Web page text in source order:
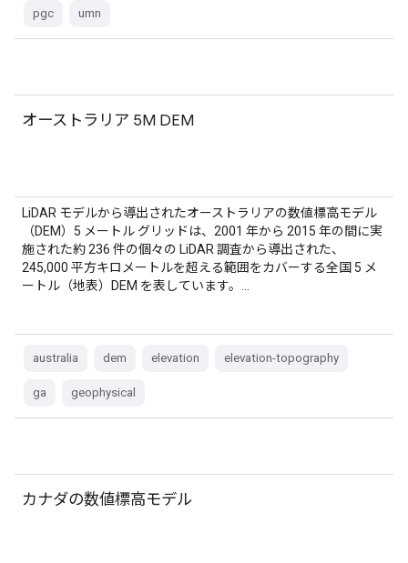
pgc umn
オーストラリア 5M DEM
LiDAR モデルから導出されたオーストラリアの数値標高モデル
（DEM）5 メートル グリッドは、2001 年から 2015 年の間に実
施された約 236 件の個々の LiDAR 調査から導出された、
245,000 平方キロメートルを超える範囲をカバーする全国 5 メ
ートル（地表）DEM を表しています。…
australia dem elevation elevation-topography
ga geophysical
カナダの数値標高モデル